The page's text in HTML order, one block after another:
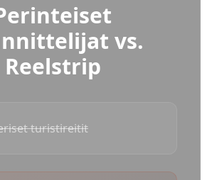
vs.
Reelstrip
turistireitit